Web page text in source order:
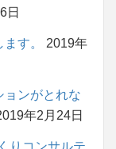
日
す。
2019年
ョンがとれな
年2月24日
りコンサルテ